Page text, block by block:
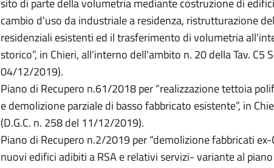
sito di parte della volumetria mediante costruzione di
cambio d'uso da industriale a residenza, ristrutturazione
residenziali esistenti ed il trasferimento di volumetria
storico”, in Chieri, all'interno dell'ambito n. 20 della Tav. C5
04/12/2019).
Piano di Recupero n.61/2018 per “realizzazione tettoia
e demolizione parziale di basso fabbricato esistente”, in
(D.G.C. n. 258 del 11/12/2019).
Piano di Recupero n.2/2019 per “demolizione fabbricati
nuovi edifici adibiti a RSA e relativi servizi- variante al